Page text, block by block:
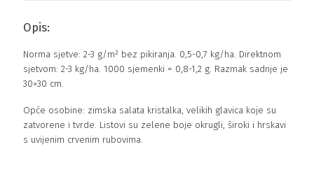
Opis:
Norma sjetve: 2-3 g/m² bez pikiranja. 0,5-0,7 kg/ha. Direktnom
sjetvom: 2-3 kg/ha. 1000 sjemenki = 0,8-1,2 g. Razmak sadnje je
30×30 cm.
Opće osobine: zimska salata kristalka, velikih glavica koje su
zatvorene i tvrde. Listovi su zelene boje okrugli, široki i hrskavi
s uvijenim crvenim rubovima.